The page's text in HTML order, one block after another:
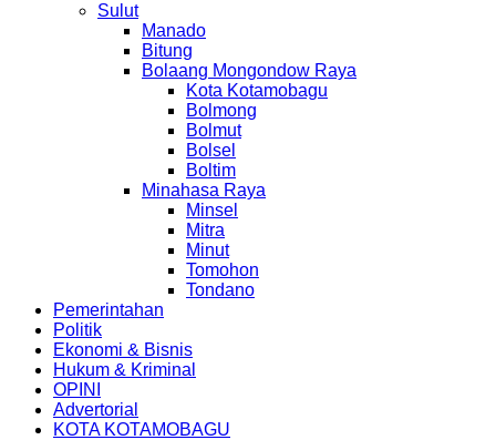
Sulut
Manado
Bitung
Bolaang Mongondow Raya
Kota Kotamobagu
Bolmong
Bolmut
Bolsel
Boltim
Minahasa Raya
Minsel
Mitra
Minut
Tomohon
Tondano
Pemerintahan
Politik
Ekonomi & Bisnis
Hukum & Kriminal
OPINI
Advertorial
KOTA KOTAMOBAGU